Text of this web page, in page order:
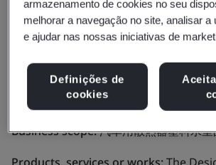
Langfang Huiyu
Plastic Co., Ltd.
Business scope:汽车用散热器塑料水
armazenamento de cookies no seu
melhorar a navegação no site, analisar a
e ajudar nas nossas iniciativas de
Definições de
cookies